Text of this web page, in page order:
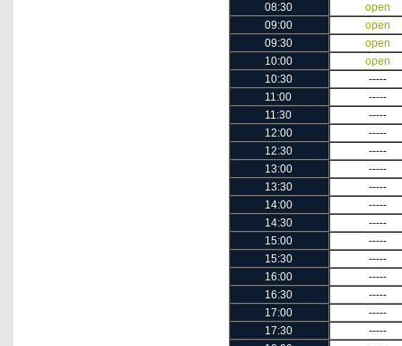
08:30
open
09:00
open
09:30
open
10:00
open
10:30
-----
11:00
-----
11:30
-----
12:00
-----
12:30
-----
13:00
-----
13:30
-----
14:00
-----
14:30
-----
15:00
-----
15:30
-----
16:00
-----
16:30
-----
17:00
-----
17:30
-----